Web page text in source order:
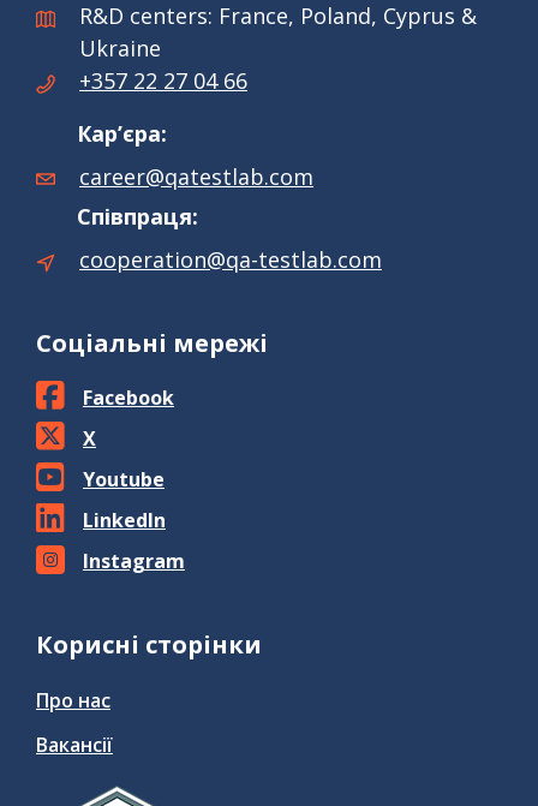
R&D centers: France, Poland, Cyprus &
Ukraine
+357 22 27 04 66
Кар’єра:
career@qatestlab.com
Співпраця:
cooperation@qa-testlab.com
Соціальні мережі
Facebook
X
Youtube
LinkedIn
Instagram
Корисні сторінки
Про нас
Вакансії